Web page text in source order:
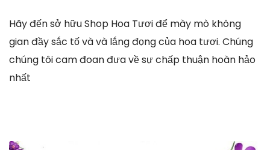
Hãy đến sở hữu Shop Hoa Tươi để mày mò không
gian đầy sắc tố và và lắng đọng của hoa tươi. Chúng
chúng tôi cam đoan đưa về sự chấp thuận hoàn hảo
nhất